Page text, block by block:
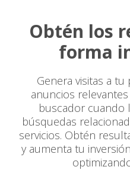
Obtén los
forma
Genera visitas a
anuncios
buscador cuando
búsquedas
servicios. Obtén
y aumenta tu